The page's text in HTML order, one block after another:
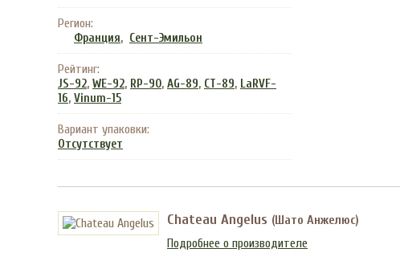
Регион:
Франция, Сент-Эмильон
Рейтинг:
JS-92, WE-92, RP-90, AG-89, CT-89, LaRVF-
16, Vinum-15
Вариант упаковки:
Отсутствует
Chateau Angelus (Шато Анжелюс)
Подробнее о производителе